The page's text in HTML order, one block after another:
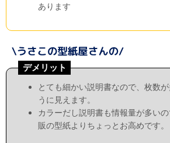
あります
デメリット
とても細かい説明書なので、枚数
うに見えます。
カラーだし説明書も情報量が多い
販の型紙よりちょっとお高めです。